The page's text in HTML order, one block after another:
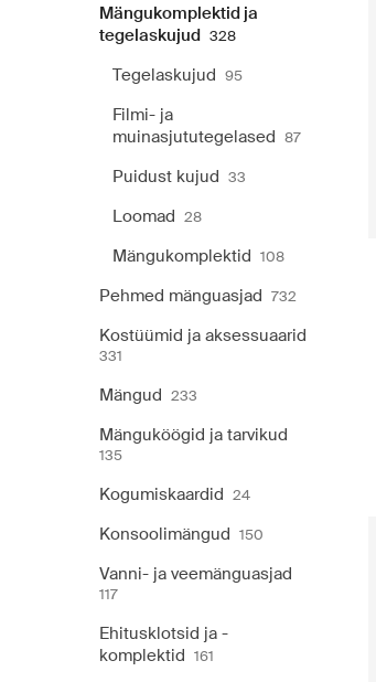
Mängukomplektid ja
tegelaskujud 328
Tegelaskujud 95
Filmi- ja
muinasjututegelased 87
Puidust kujud 33
Loomad 28
Mängukomplektid 108
Pehmed mänguasjad 732
Kostüümid ja aksessuaarid
331
Mängud 233
Mänguköögid ja tarvikud
135
Kogumiskaardid 24
Konsoolimängud 150
Vanni- ja veemänguasjad
117
Ehitusklotsid ja -
komplektid 161